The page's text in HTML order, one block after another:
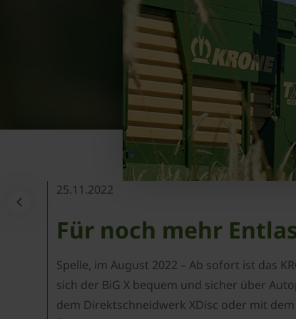
25.11.2022
Für noch mehr
Spelle, im August 2022 – Ab sofort ist das
sich der BiG X bequem und sicher über
dem Direktschneidwerk XDisc oder mit